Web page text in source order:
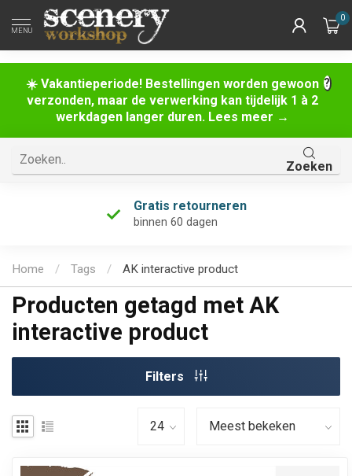
☀️ Vakantieperiode! Bestellingen worden gewoon
verzonden, maar de verwerking kan tijdelijk 1 à 2
werkdagen langer duren. Lees meer →
MENU
0
Zoeken
Gratis retourneren
binnen 60 dagen
Home / Tags / AK interactive product
Producten getagd met AK
interactive product
Filters